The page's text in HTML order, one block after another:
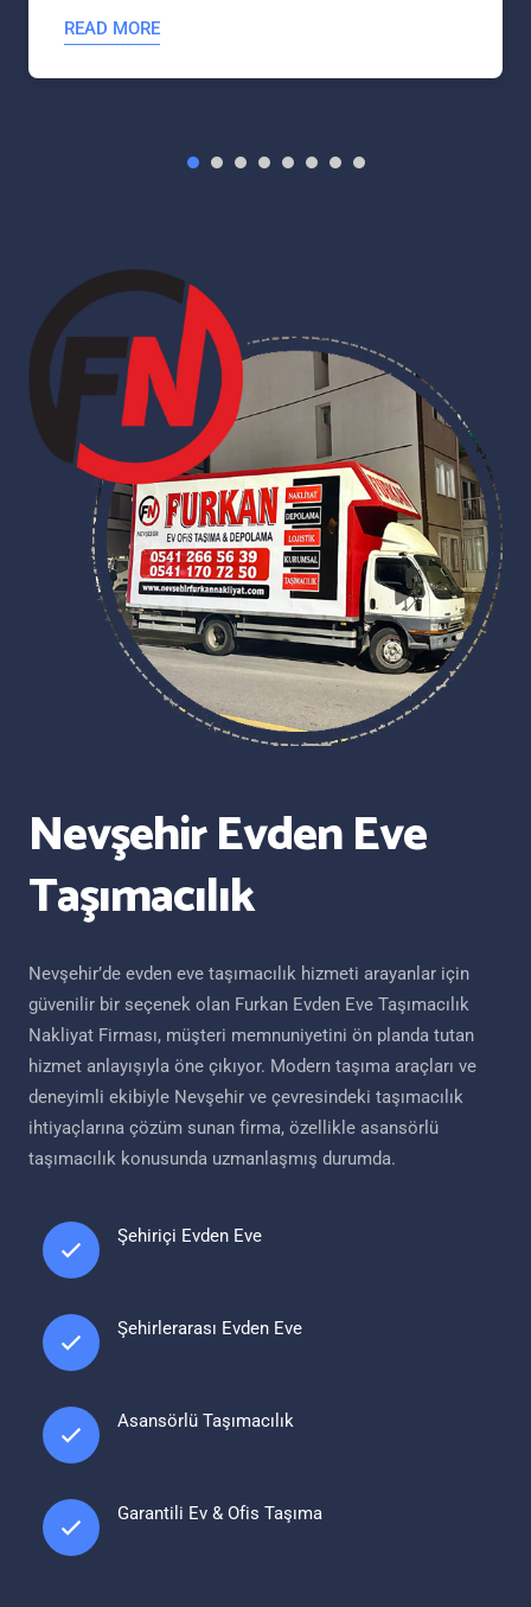
READ MORE
Nevşehir Evden Eve
Taşımacılık
Nevşehir’de evden eve taşımacılık hizmeti arayanlar için
güvenilir bir seçenek olan Furkan Evden Eve Taşımacılık
Nakliyat Firması, müşteri memnuniyetini ön planda tutan
hizmet anlayışıyla öne çıkıyor. Modern taşıma araçları ve
deneyimli ekibiyle Nevşehir ve çevresindeki taşımacılık
ihtiyaçlarına çözüm sunan firma, özellikle asansörlü
taşımacılık konusunda uzmanlaşmış durumda.
Şehiriçi Evden Eve
Şehirlerarası Evden Eve
Asansörlü Taşımacılık
Garantili Ev & Ofis Taşıma